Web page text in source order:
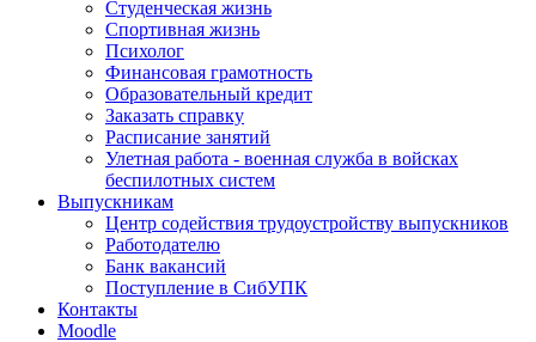
Студенческая жизнь
Спортивная жизнь
Психолог
Финансовая грамотность
Образовательный кредит
Заказать справку
Расписание занятий
Улетная работа - военная служба в войсках
беспилотных систем
Выпускникам
Центр содействия трудоустройству выпускников
Работодателю
Банк вакансий
Поступление в СибУПК
Контакты
Moodle